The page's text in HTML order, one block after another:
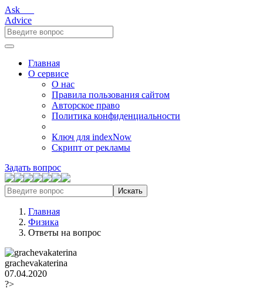
Ask___
Advice
Главная
О сервисе
О нас
Правила пользования сайтом
Авторское право
Политика конфиденциальности
Ключ для indexNow
Скрипт от рекламы
Задать вопрос
Искать
Главная
Физика
Ответы на вопрос
grachevakaterina
07.04.2020
?>